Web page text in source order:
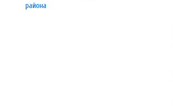
района